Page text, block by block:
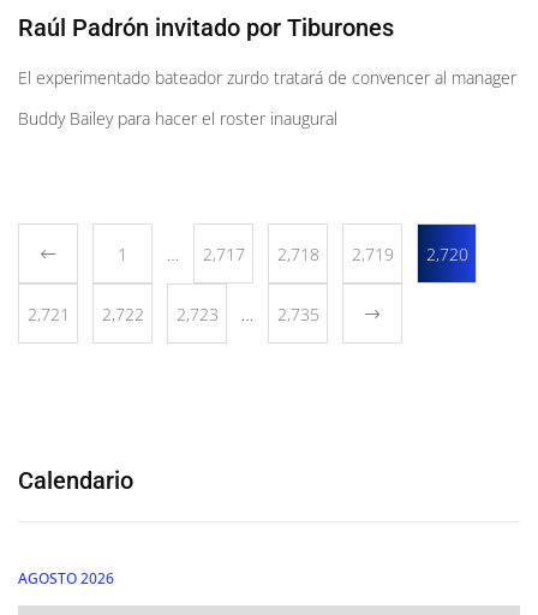
Raúl Padrón invitado por Tiburones
El experimentado bateador zurdo tratará de convencer al manager
Buddy Bailey para hacer el roster inaugural
1 … 2,717 2,718 2,719 2,720
2,721 2,722 2,723 … 2,735
Calendario
AGOSTO 2026